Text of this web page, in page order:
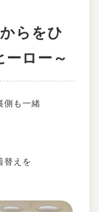
らをひ
ーロー～
側も一緒
替えを